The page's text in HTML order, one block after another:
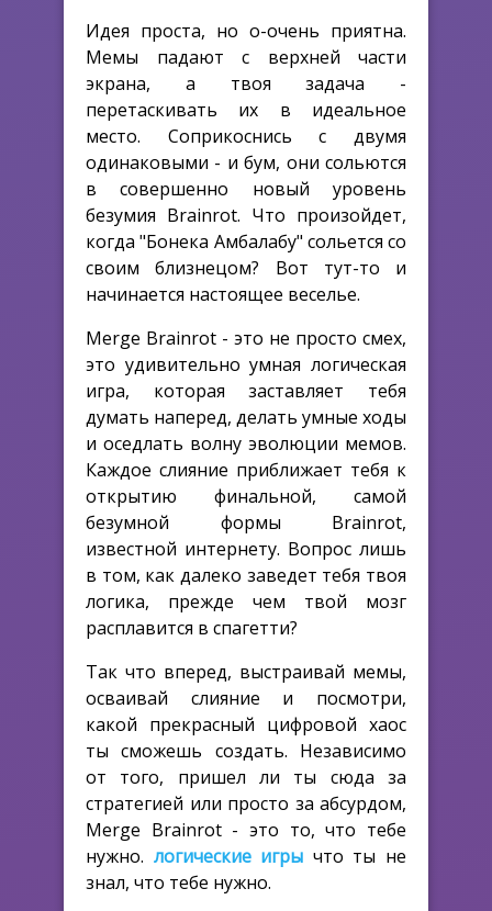
Идея проста, но о-очень приятна.
Мемы падают с верхней части
экрана, а твоя задача -
перетаскивать их в идеальное
место. Соприкоснись с двумя
одинаковыми - и бум, они сольются
в совершенно новый уровень
безумия Brainrot. Что произойдет,
когда "Бонека Амбалабу" сольется со
своим близнецом? Вот тут-то и
начинается настоящее веселье.
Merge Brainrot - это не просто смех,
это удивительно умная логическая
игра, которая заставляет тебя
думать наперед, делать умные ходы
и оседлать волну эволюции мемов.
Каждое слияние приближает тебя к
открытию финальной, самой
безумной формы Brainrot,
известной интернету. Вопрос лишь
в том, как далеко заведет тебя твоя
логика, прежде чем твой мозг
расплавится в спагетти?
Так что вперед, выстраивай мемы,
осваивай слияние и посмотри,
какой прекрасный цифровой хаос
ты сможешь создать. Независимо
от того, пришел ли ты сюда за
стратегией или просто за абсурдом,
Merge Brainrot - это то, что тебе
нужно. логические игры что ты не
знал, что тебе нужно.